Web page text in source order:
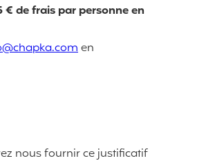
€ de frais par personne en
en
nous fournir ce justificatif